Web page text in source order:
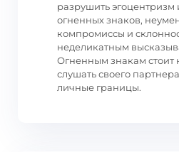
разрушить эгоцентризм
огненных знаков,
компромиссы и
неделикатным
Огненным знакам стоит
слушать своего
личные границы.